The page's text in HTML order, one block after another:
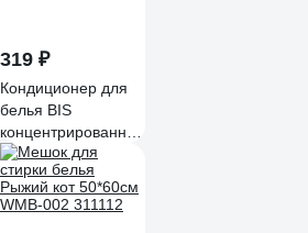
319 ₽
Кондиционер для
белья BIS
концентрированный
детский, 900 мл
24462